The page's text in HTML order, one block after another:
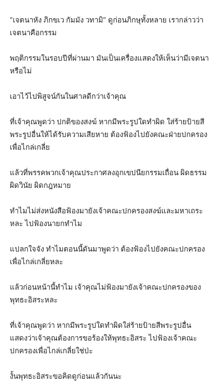
“เจตนาหัง ภิกขเว กัมมัง วทามิ” ดูก่อนภิกษุทั้งหลาย เรากล่าวว่า
เจตนาคือกรรม
พฤติกรรมในรอบปีที่ผ่านมา มันเป็นเครื่องแสดงให้เห็นว่ามีเจตนา
หรือไม่
เอาไว้ไปพิสูจน์กันในศาลดีกว่าเจ้าคุณ
ที่เจ้าคุณพูดว่า ปกติของสงฆ์ หากมีพระรูปใดทำผิด ใส่ร้ายป้ายสี
พระรูปอื่นให้ได้รับความเสียหาย ต้องฟ้องไปยังคณะฝ่ายปกครอง
เพื่อไกล่เกลี่ย
แล้วที่พรรคพวกเจ้าคุณประกาศลงอุกเขปนียกรรมเถื่อน ผิดธรรม
ผิดวินัย ผิดกฎหมาย
ทำไมไม่ส่งหนังสือฟ้องมายังเจ้าคณะปกครองสงฆ์และมหาเถระ
หละ ไปฟ้องนายกทำไม
แปลกใจจัง ทำไมตอนนี้ดันมาพูดว่า ต้องฟ้องไปยังคณะปกครอง
เพื่อไกล่เกลี่ยหละ
แล้วก่อนหน้านี้ทำไม เจ้าคุณไม่ฟ้องมายังเจ้าคณะปกครองของ
พุทธะอิสระหละ
ที่เจ้าคุณพูดว่า หากมีพระรูปใดทำผิดใส่ร้ายป้ายสีพระรูปอื่น
แสดงว่าเจ้าคุณต้องการขอร้องให้พุทธะอิสระ ไปฟ้องเจ้าคณะ
ปกครองเพื่อไกล่เกลี่ยใช่ป่ะ
งั้นพุทธะอิสระขอคิดดูก่อนแล้วกันนะ